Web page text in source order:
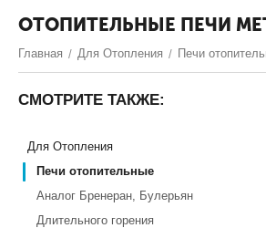
ОТОПИТЕЛЬНЫЕ ПЕЧИ
Главная / Для Отопления / Печи
СМОТРИТЕ ТАКЖЕ:
Для Отопления
Печи отопительные
Аналог Бренеран, Булерьян
Длительного горения